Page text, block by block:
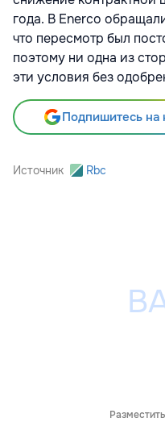
года. В Enerco
что пересмотр был
поэтому ни одна из
эти условия без
Подпишитесь на
Источник Rbc